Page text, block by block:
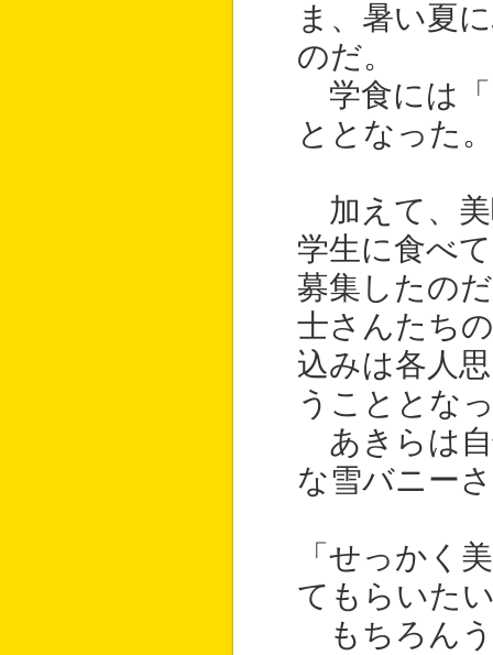
ま、暑い夏
のだ。
学食には「
ととなった。
加えて、美
学生に食べ
募集したの
士さんたち
込みは各人
うこととな
あきらは自
な雪バニー
「せっかく
てもらいた
もちろん